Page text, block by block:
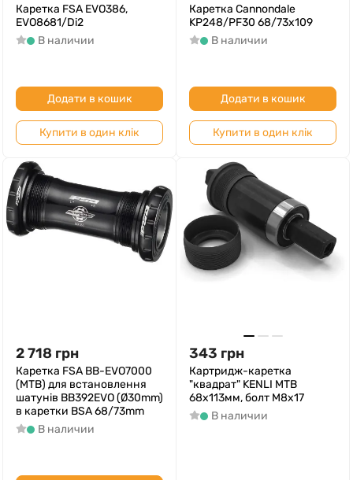
Каретка FSA EVO386,
EVO8681/Di2
В наличии
Додати в кошик
Купити в один клік
Каретка Cannondale
KP248/PF30 68/73x109
В наличии
Додати в кошик
Купити в один клік
2 718 грн
Каретка FSA BB-EVO7000
(MTB) для встановлення
шатунів BB392EVO (Ø30mm)
в каретки BSA 68/73mm
В наличии
343 грн
Картридж-каретка
"квадрат" KENLI МТВ
68х113мм, болт M8x17
В наличии